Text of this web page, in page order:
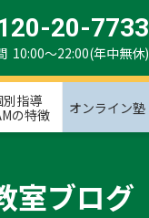
20-7733
10:00～22:00(年中無休)
別指導
の特徴
オンライン塾
室ブログ